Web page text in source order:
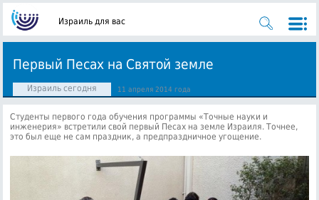
Израиль для вас
Первый Песах на Святой земле
Израиль сегодня 11 апреля 2014 года
Студенты первого года обучения программы «Точные науки и
инженерия» встретили свой первый Песах на земле Израиля. Точнее,
это был еще не сам праздник, а предпраздничное угощение.